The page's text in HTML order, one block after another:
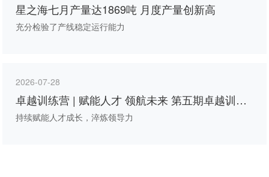
星之海七月产量达1869吨 月度产量创新高
充分检验了产线稳定运行能力
2026-07-28
卓越训练营 | 赋能人才 领航未来 第五期卓越训练
营第四次线下课程圆满举行
持续赋能人才成长，淬炼领导力